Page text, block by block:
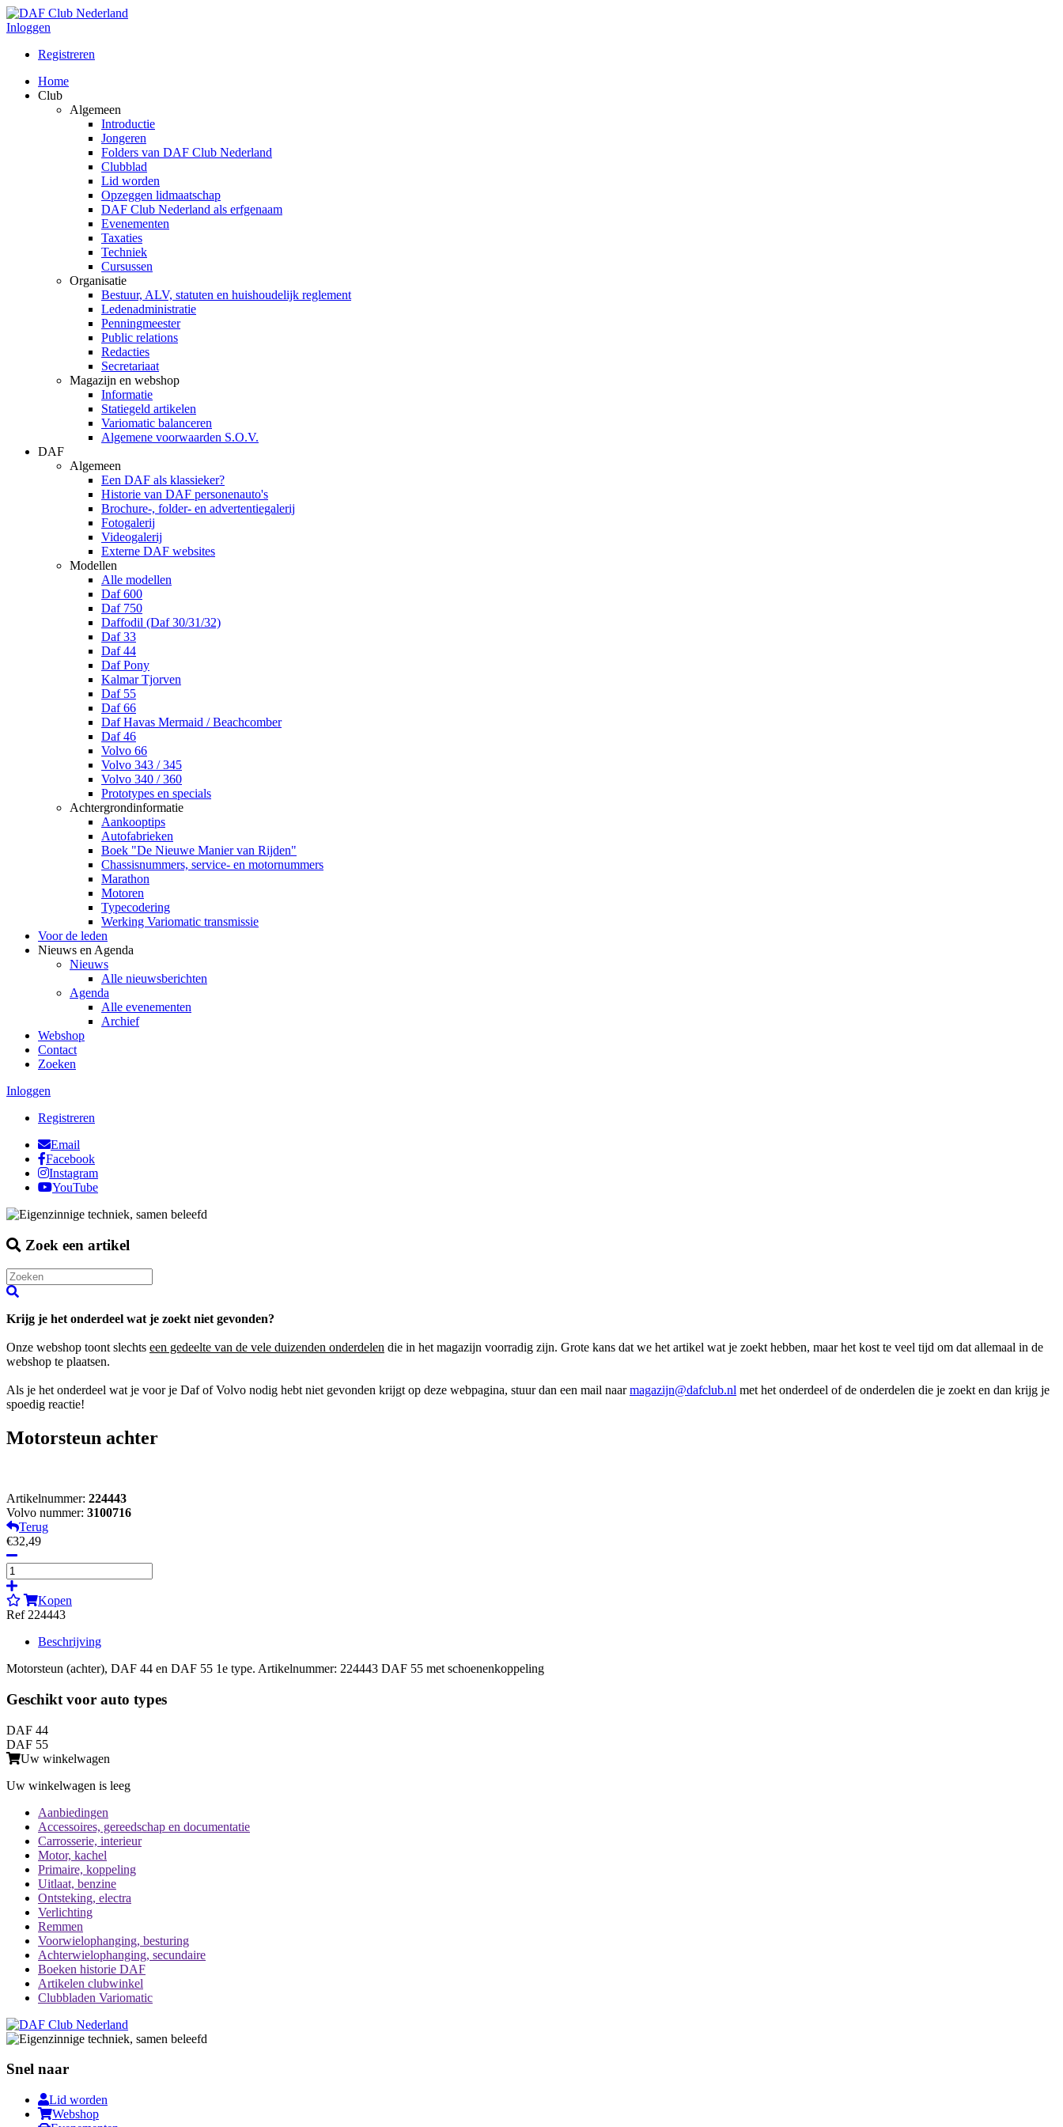
Inloggen
Registreren
Home
Club
Algemeen
Introductie
Jongeren
Folders van DAF Club Nederland
Clubblad
Lid worden
Opzeggen lidmaatschap
DAF Club Nederland als erfgenaam
Evenementen
Taxaties
Techniek
Cursussen
Organisatie
Bestuur, ALV, statuten en huishoudelijk reglement
Ledenadministratie
Penningmeester
Public relations
Redacties
Secretariaat
Magazijn en webshop
Informatie
Statiegeld artikelen
Variomatic balanceren
Algemene voorwaarden S.O.V.
DAF
Algemeen
Een DAF als klassieker?
Historie van DAF personenauto's
Brochure-, folder- en advertentiegalerij
Fotogalerij
Videogalerij
Externe DAF websites
Modellen
Alle modellen
Daf 600
Daf 750
Daffodil (Daf 30/31/32)
Daf 33
Daf 44
Daf Pony
Kalmar Tjorven
Daf 55
Daf 66
Daf Havas Mermaid / Beachcomber
Daf 46
Volvo 66
Volvo 343 / 345
Volvo 340 / 360
Prototypes en specials
Achtergrondinformatie
Aankooptips
Autofabrieken
Boek "De Nieuwe Manier van Rijden"
Chassisnummers, service- en motornummers
Marathon
Motoren
Typecodering
Werking Variomatic transmissie
Voor de leden
Nieuws en Agenda
Nieuws
Alle nieuwsberichten
Agenda
Alle evenementen
Archief
Webshop
Contact
Zoeken
Inloggen
Registreren
Email
Facebook
Instagram
YouTube
Zoek een artikel
Krijg je het onderdeel wat je zoekt niet gevonden?
Onze webshop toont slechts een gedeelte van de vele duizenden onderdelen die in het magazijn voorradig zijn. Grote kans dat we het artikel wat je zoekt hebben, maar het kost te veel tijd om dat allemaal in de
webshop te plaatsen.
Als je het onderdeel wat je voor je Daf of Volvo nodig hebt niet gevonden krijgt op deze webpagina, stuur dan een mail naarmagazijn@dafclub.nl met het onderdeel of de onderdelen die je zoekt en dan krijg je
spoedig reactie!
Motorsteun achter
Artikelnummer: 224443
Volvo nummer: 3100716
Terug
€32,49
Kopen
Ref 224443
Beschrijving
Motorsteun (achter), DAF 44 en DAF 55 1e type. Artikelnummer: 224443 DAF 55 met schoenenkoppeling
Geschikt voor auto types
DAF 44
DAF 55
Uw winkelwagen
Uw winkelwagen is leeg
Aanbiedingen
Accessoires, gereedschap en documentatie
Carrosserie, interieur
Motor, kachel
Primaire, koppeling
Uitlaat, benzine
Ontsteking, electra
Verlichting
Remmen
Voorwielophanging, besturing
Achterwielophanging, secundaire
Boeken historie DAF
Artikelen clubwinkel
Clubbladen Variomatic
Snel naar
Lid worden
Webshop